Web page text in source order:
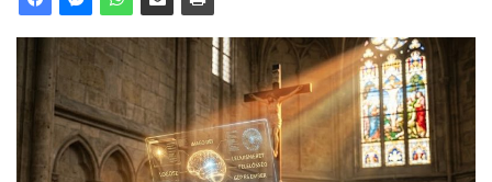
n
m
a